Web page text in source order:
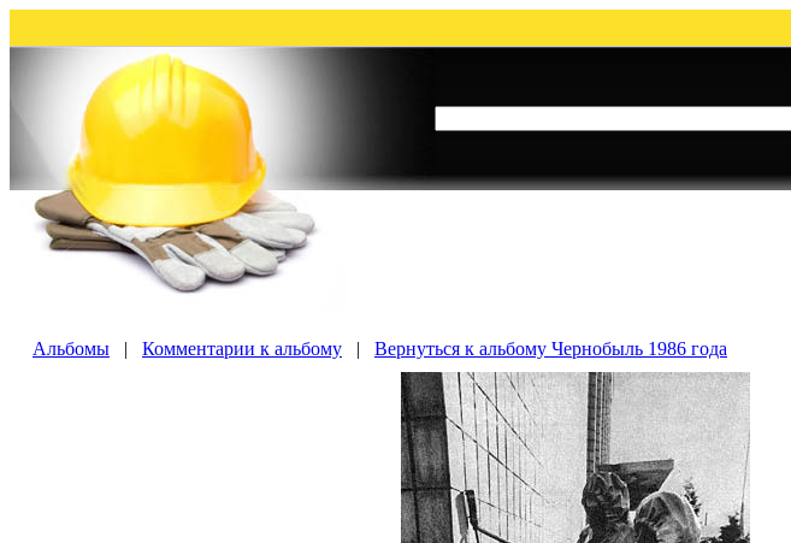
Альбомы | Комментарии к альбому | Вернуться к альбому Чернобыль 1986 года